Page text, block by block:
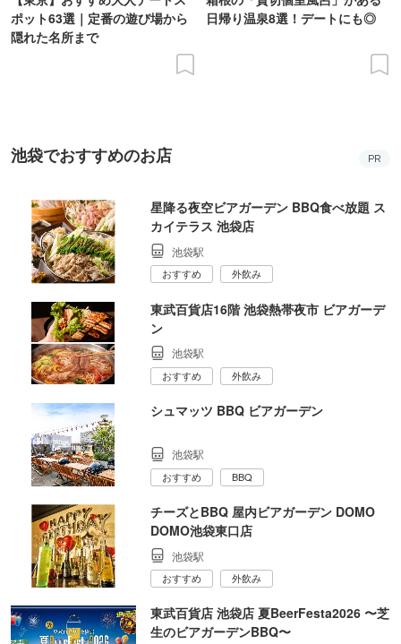
ポット63選｜定番の遊び場から
隠れた名所まで
日帰り温泉8選！デートにも◎
池袋でおすすめのお店 PR
星降る夜空ビアガーデン BBQ食べ放題 ス
カイテラス 池袋店
池袋駅
おすすめ 外飲み
東武百貨店16階 池袋熱帯夜市 ビアガーデ
ン
池袋駅
おすすめ 外飲み
シュマッツ BBQ ビアガーデン
池袋駅
おすすめ BBQ
チーズとBBQ 屋内ビアガーデン DOMO
DOMO池袋東口店
池袋駅
おすすめ 外飲み
東武百貨店 池袋店 夏BeerFesta2026 〜芝
生のビアガーデンBBQ〜